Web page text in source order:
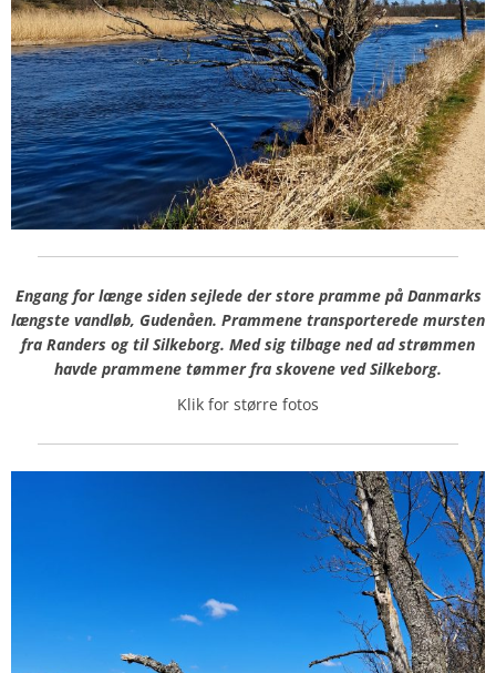
Engang for længe siden sejlede der store pramme på Danmarks
længste vandløb, Gudenåen. Prammene transporterede mursten
fra Randers og til Silkeborg. Med sig tilbage ned ad strømmen
havde prammene tømmer fra skovene ved Silkeborg.
Klik for større fotos